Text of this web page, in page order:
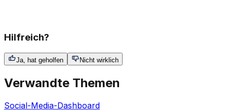
Hilfreich?
Ja, hat geholfen Nicht wirklich
Verwandte Themen
Social-Media-Dashboard